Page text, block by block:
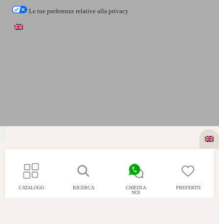
CATALOGO RICERCA
CHIEDI A
NOI
PREFERITI
Le tue preferenze relative alla privacy